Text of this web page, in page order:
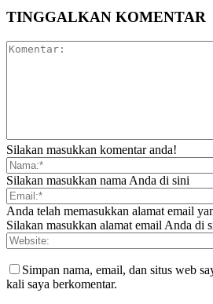
TINGGALKAN KOMENTAR
Silakan masukkan komentar anda!
Silakan masukkan nama Anda di sini
Anda telah memasukkan alamat email
Silakan masukkan alamat email Anda di
Simpan nama, email, dan situs web
kali saya berkomentar.